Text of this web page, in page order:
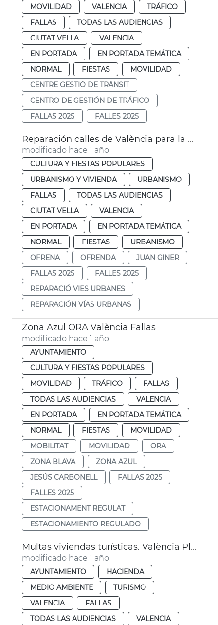
MOVILIDAD VALENCIA
TRÁFICO
FALLAS
TODAS LAS AUDIENCIAS
CIUTAT VELLA
VALENCIA
EN PORTADA
EN PORTADA TEMÁTICA
NORMAL
FIESTAS
MOVILIDAD
CENTRE GESTIÓ DE TRÀNSIT
CENTRO DE GESTIÓN DE TRÁFICO
FALLAS 2025
FALLES 2025
Reparación calles de València para la Ofrenda de Fallas
modificado hace 1 año
CULTURA Y FIESTAS POPULARES
URBANISMO Y VIVIENDA
URBANISMO
FALLAS
TODAS LAS AUDIENCIAS
CIUTAT VELLA
VALENCIA
EN PORTADA
EN PORTADA TEMÁTICA
NORMAL
FIESTAS
URBANISMO
OFRENA
OFRENDA
JUAN GINER
FALLAS 2025
FALLES 2025
REPARACIÓ VIES URBANES
REPARACIÓN VÍAS URBANAS
Zona Azul ORA València Fallas
modificado hace 1 año
AYUNTAMIENTO
CULTURA Y FIESTAS POPULARES
MOVILIDAD
TRÁFICO
FALLAS
TODAS LAS AUDIENCIAS
VALENCIA
EN PORTADA
EN PORTADA TEMÁTICA
NORMAL
FIESTAS
MOVILIDAD
MOBILITAT
MOVILIDAD
ORA
ZONA BLAVA
ZONA AZUL
JESÚS CARBONELL
FALLAS 2025
FALLES 2025
ESTACIONAMENT REGULAT
ESTACIONAMIENTO REGULADO
Multas viviendas turísticas. València Pleno
modificado hace 1 año
AYUNTAMIENTO
HACIENDA
MEDIO AMBIENTE
TURISMO
VALENCIA
FALLAS
TODAS LAS AUDIENCIAS
VALENCIA